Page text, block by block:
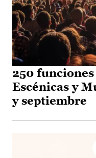
250
Escénicas y
y septiembre